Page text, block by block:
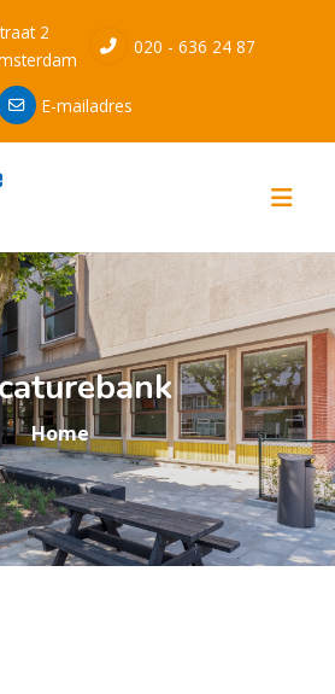
2
020 - 636 24 87
E-mailadres
Home